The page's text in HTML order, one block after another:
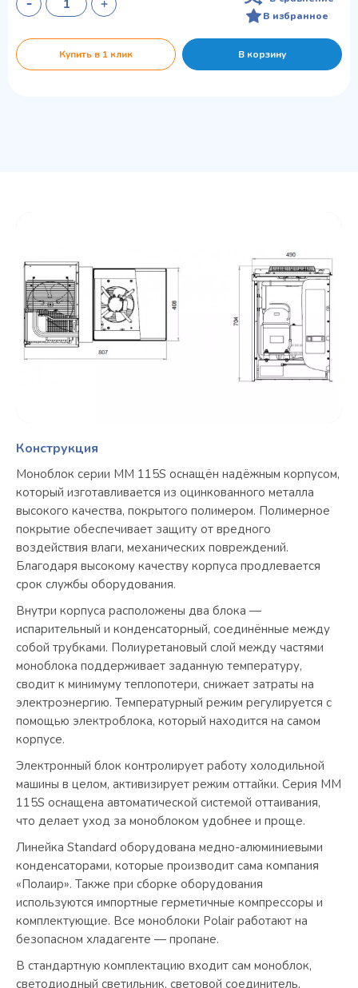
В избранное
Купить в 1 клик В корзину
Конструкция
Моноблок серии MM 115S оснащён надёжным корпусом,
который изготавливается из оцинкованного металла
высокого качества, покрытого полимером. Полимерное
покрытие обеспечивает защиту от вредного
воздействия влаги, механических повреждений.
Благодаря высокому качеству корпуса продлевается
срок службы оборудования.
Внутри корпуса расположены два блока —
испарительный и конденсаторный, соединённые между
собой трубками. Полиуретановый слой между частями
моноблока поддерживает заданную температуру,
сводит к минимуму теплопотери, снижает затраты на
электроэнергию. Температурный режим регулируется с
помощью электроблока, который находится на самом
корпусе.
Электронный блок контролирует работу холодильной
машины в целом, активизирует режим оттайки. Серия MM
115S оснащена автоматической системой оттаивания,
что делает уход за моноблоком удобнее и проще.
Линейка Standard оборудована медно-алюминиевыми
конденсаторами, которые производит сама компания
«Полаир». Также при сборке оборудования
используются импортные герметичные компрессоры и
комплектующие. Все моноблоки Polair работают на
безопасном хладагенте — пропане.
В стандартную комплектацию входит сам моноблок,
светодиодный светильник, световой соединитель,